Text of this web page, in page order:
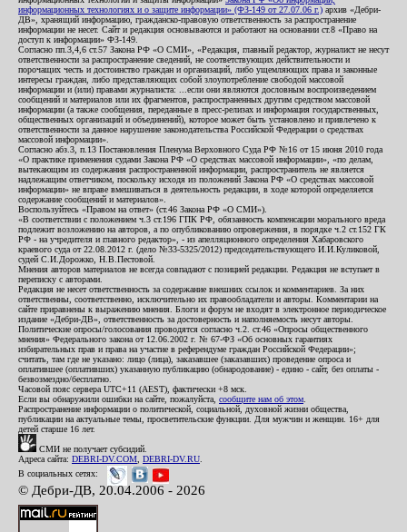
информационных технологиях и о защите информации» (ФЗ-149 от 27.07.06 г.) архив «Дебри-
ДВ», хранящий информацию, гражданско-правовую ответственность за распространение
информации не несет. Сайт и редакция основываются и работают на основании ст.8 «Право на
доступ к информации» ФЗ-149.
Согласно пп.3,4,6 ст.57 Закона РФ «О СМИ», «Редакция, главный редактор, журналист не несут
ответственности за распространение сведений, не соответствующих действительности и
порочащих честь и достоинство граждан и организаций, либо ущемляющих права и законные
интересы граждан, либо представляющих собой злоупотребление свободой массовой
информации и (или) правами журналиста: ...если они являются дословным воспроизведением
сообщений и материалов или их фрагментов, распространенных другим средством массовой
информации (а также сообщения, переданные в пресс-релизах и информация государственных,
общественных организаций и объединений), которое может быть установлено и привлечено к
ответственности за данное нарушение законодательства Российской Федерации о средствах
массовой информации».
Согласно абз.3, п.13 Постановления Пленума Верховного Суда РФ №16 от 15 июня 2010 года
«О практике применения судами Закона РФ «О средствах массовой информации», «по делам,
вытекающим из содержания распространенной информации, распространитель не является
надлежащим ответчиком, поскольку исходя из положений Закона РФ «О средствах массовой
информации» не вправе вмешиваться в деятельность редакции, в ходе которой определяется
содержание сообщений и материалов».
Воспользуйтесь «Правом на ответ» (ст.46 Закона РФ «О СМИ»).
«В соответствии с положением ч.3 ст.196 ГПК РФ, обязанность компенсации морального вреда
подлежит возложению на авторов, а по опубликованию опровержения, в порядке ч.2 ст.152 ГК
РФ - на учредителя и главного редактор», - из апелляционного определения Хабаровского
краевого суда от 22.08.2012 г. (дело №33-5325/2012) председательствующего И.И.Куликовой,
судей С.И.Дорожко, Н.В.Пестовой.
Мнения авторов материалов не всегда совпадают с позицией редакции. Редакция не вступает в
переписку с авторами.
Редакция не несет ответственность за содержание внешних ссылок и комментариев. За них
ответственны, соответственно, исключительно их правообладатели и авторы. Комментарии на
сайте приравнены к выражению мнения. Блоги и форум не входят в электронное периодическое
издание «Дебри-ДВ», ответственность за достоверность и наполняемость несут авторы.
Политические опросы/голосования проводятся согласно ч.2. ст.46 «Опросы общественного
мнения» Федерального закона от 12.06.2002 г. № 67-ФЗ «Об основных гарантиях
избирательных прав и права на участие в референдуме граждан Российской Федерации»;
считать, там где не указано: лицо (лица), заказавшее (заказавших) проведение опроса и
оплатившее (оплативших) указанную публикацию (обнародование) - едино - сайт, без оплаты -
безвозмездно/бесплатно.
Часовой пояс сервера UTC+11 (AEST), фактически +8 мск.
Если вы обнаружили ошибки на сайте, пожалуйста, сообщите нам об этом
Распространение информации о политической, социальной, духовной жизни общества,
публикации на актуальные темы, просветительские функции. Для мужчин и женщин. 16+ для
детей старше 16 лет.
СМИ не получает субсидий.
Адреса сайта: DEBRI-DV.COM DEBRI-DV.RU
В социальных сетях:
© Дебри-ДВ, 20.04.2006 - 2026